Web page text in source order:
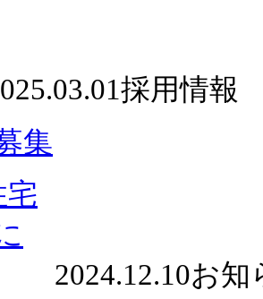
採用情報
集
2024.12.10お知